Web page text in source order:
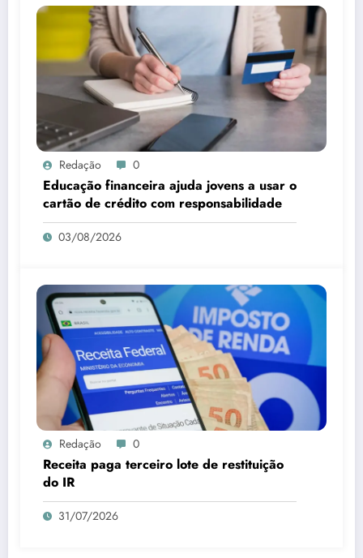
Redação 0
Educação financeira ajuda jovens a usar o
cartão de crédito com responsabilidade
03/08/2026
Redação 0
Receita paga terceiro lote de restituição
do IR
31/07/2026